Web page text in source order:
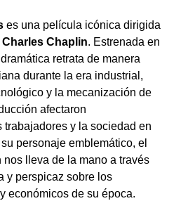
es una película icónica dirigida
Charles Chaplin. Estrenada en
retrata de manera
durante la era industrial,
y la mecanización de
afectaron
trabajadores y la sociedad en
personaje emblemático, el
lleva de la mano a través
y perspicaz sobre los
económicos de su época.